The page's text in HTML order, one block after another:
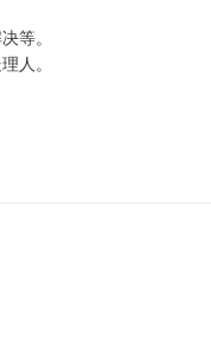
等。
人。